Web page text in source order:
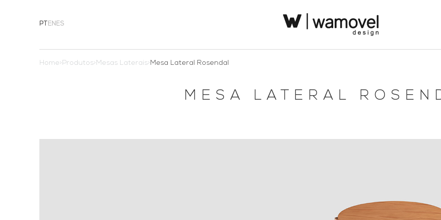
PT ENES
Home>Produtos>Mesas Laterais>Mesa Lateral Rosendal
MESA LATERAL